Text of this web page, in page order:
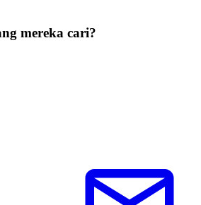
mereka cari?